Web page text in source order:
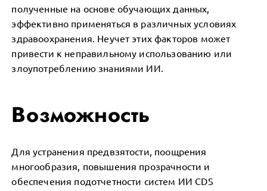
полученные на основе обучающих данных,
эффективно применяться в различных условиях
здравоохранения. Неучет этих факторов может
привести к неправильному использованию или
злоупотреблению знаниями ИИ.
Возможность
Для устранения предвзятости, поощрения
многообразия, повышения прозрачности и
обеспечения подотчетности систем ИИ CDS